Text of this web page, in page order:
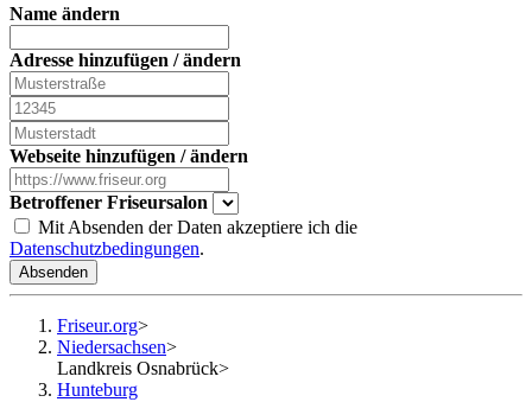
Name ändern
Adresse hinzufügen / ändern
Webseite hinzufügen / ändern
Betroffener Friseursalon
Mit Absenden der Daten akzeptiere ich die
Datenschutzbedingungen.
Absenden
Friseur.org>
Niedersachsen>
Landkreis Osnabrück>
Hunteburg